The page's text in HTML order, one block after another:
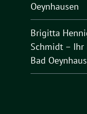
Oeynhausen
Brigitta
Schmidt –
Bad